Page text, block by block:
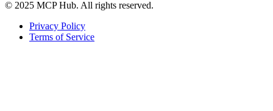
© 2025 MCP Hub. All rights reserved.
Privacy Policy
Terms of Service